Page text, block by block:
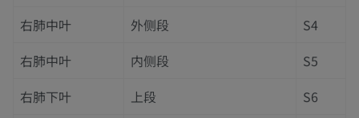
右肺中叶
外侧段
S4
右肺中叶
内侧段
S5
右肺下叶
上段
S6